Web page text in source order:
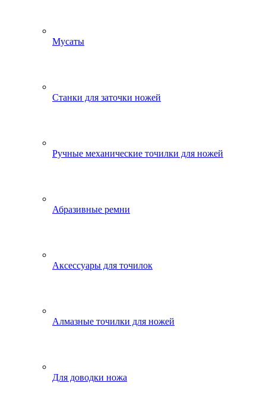
Мусаты
Станки для заточки ножей
Ручные механические точилки для ножей
Абразивные ремни
Аксессуары для точилок
Алмазные точилки для ножей
Для доводки ножа